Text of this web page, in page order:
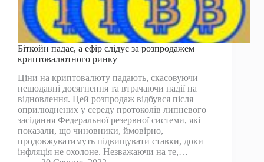
Біткойн падає, а ефір слідує за розпродажем
криптовалютного ринку
Ціни на криптовалюту падають, скасовуючи
нещодавні досягнення та втрачаючи надії на
відновлення. Цей розпродаж відбувся після
оприлюднених у середу протоколів липневого
засідання Федеральної резервної системи, які
показали, що чиновники, ймовірно,
продовжуватимуть підвищувати ставки, доки
інфляція не охолоне. Незважаючи на те,…